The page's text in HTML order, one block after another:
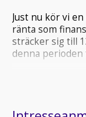
Just nu kör vi
ränta som
sträcker sig till
denna perioden
Elegance
Finansiering /